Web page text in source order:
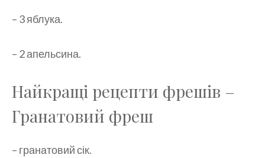
– 3 яблука.
– 2 апельсина.
Найкращі рецепти фрешів –
Гранатовий фреш
– гранатовий сік.